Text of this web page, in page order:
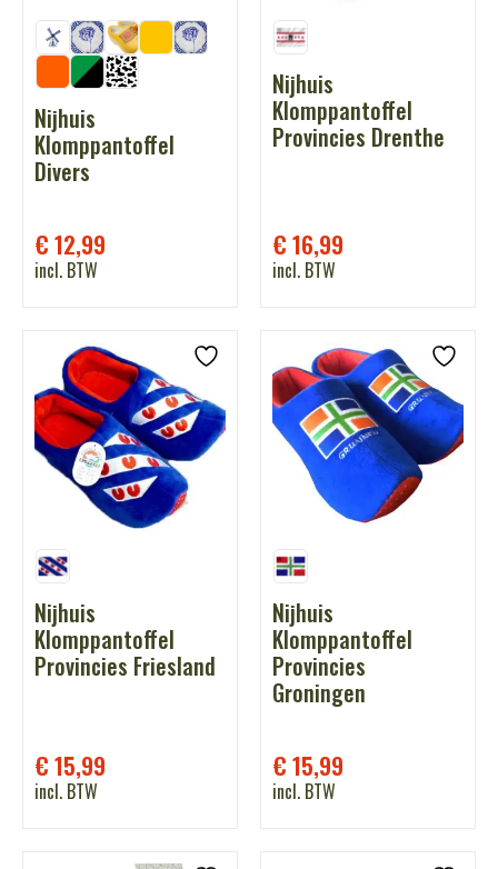
Nijhuis
Klomppantoffel
Divers
€12,99
incl. BTW
Nijhuis
Klomppantoffel
Provincies Drenthe
€16,99
incl. BTW
Nijhuis
Klomppantoffel
Provincies Friesland
€15,99
incl. BTW
Nijhuis
Klomppantoffel
Provincies
Groningen
€15,99
incl. BTW